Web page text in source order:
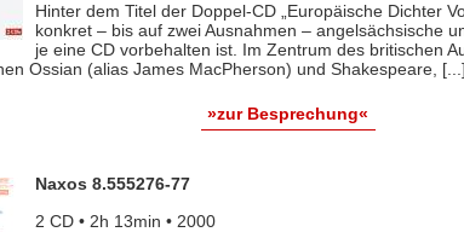
Hinter dem Titel der Doppel-CD „Europäische Dichter
konkret – bis auf zwei Ausnahmen – angelsächsische
je eine CD vorbehalten ist. Im Zentrum des britischen
Ossian (alias James MacPherson) und Shakespeare, [...]
»zur Besprechung«
Naxos 8.555276-77
2 CD • 2h 13min • 2000